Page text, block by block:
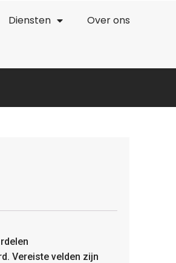
Diensten Over ons
Vereiste velden zijn